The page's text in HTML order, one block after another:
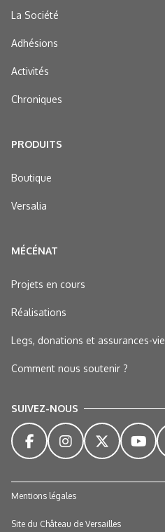
La Société
Adhésions
Activités
Chroniques
PRODUITS
Boutique
Versalia
MÉCÉNAT
Projets en cours
Réalisations
Legs, donations et assurances-vie
Comment nous soutenir ?
SUIVEZ-NOUS
Mentions légales
Site du Château de Versailles